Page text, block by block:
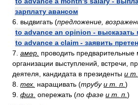
зарплату авансом
6. выдвигать (предложение,
to advance an opinion - высказать
to advance a claim - заявить
7. амер. проводить
организации выступлений, встречи,
деятеля, кандидата в президенты и т.
8. тех. наращивать (трубуи т. п. )
9. физ. опережать (по фазе и т. п. )